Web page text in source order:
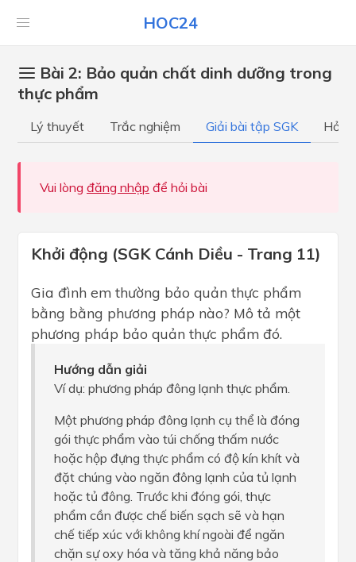
HOC24
Bài 2: Bảo quản chất dinh dưỡng trong
thực phẩm
Lý thuyết Trắc nghiệm Giải bài tập SGK Hỏi
Vui lòng đăng nhập để hỏi bài
Khởi động (SGK Cánh Diều - Trang 11)
Gia đình em thường bảo quản thực phẩm
bằng bằng phương pháp nào? Mô tả một
phương pháp bảo quản thực phẩm đó.
Hướng dẫn giải
Ví dụ: phương pháp đông lạnh thực phẩm.
Một phương pháp đông lạnh cụ thể là đóng
gói thực phẩm vào túi chống thấm nước
hoặc hộp đựng thực phẩm có độ kín khít và
đặt chúng vào ngăn đông lạnh của tủ lạnh
hoặc tủ đông. Trước khi đóng gói, thực
phẩm cần được chế biến sạch sẽ và hạn
chế tiếp xúc với không khí ngoài để ngăn
chặn sự oxy hóa và tăng khả năng bảo